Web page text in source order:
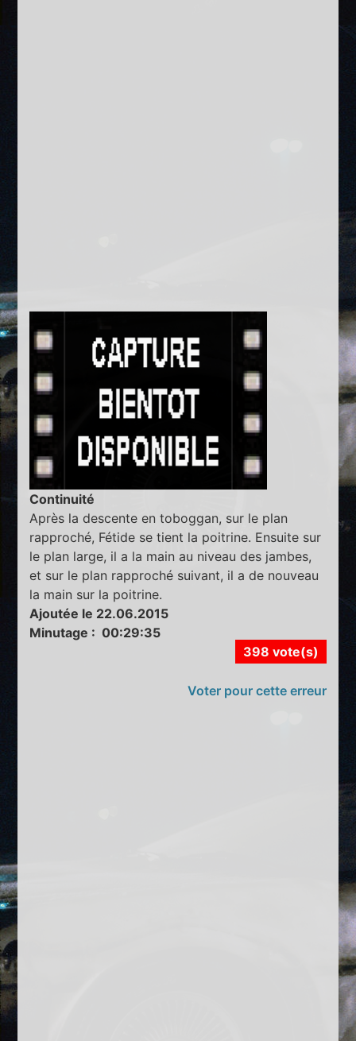
Continuité
Après la descente en toboggan, sur le plan
rapproché, Fétide se tient la poitrine. Ensuite sur
le plan large, il a la main au niveau des jambes,
et sur le plan rapproché suivant, il a de nouveau
la main sur la poitrine.
Ajoutée le 22.06.2015
Minutage : 00:29:35
398 vote(s)
Voter pour cette erreur